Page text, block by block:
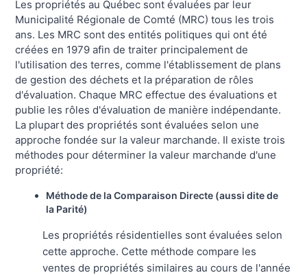
Les propriétés au Québec sont évaluées par leur
Municipalité Régionale de Comté (MRC) tous les trois
ans. Les MRC sont des entités politiques qui ont été
créées en 1979 afin de traiter principalement de
l'utilisation des terres, comme l'établissement de plans
de gestion des déchets et la préparation de rôles
d'évaluation. Chaque MRC effectue des évaluations et
publie les rôles d'évaluation de manière indépendante.
La plupart des propriétés sont évaluées selon une
approche fondée sur la valeur marchande. Il existe trois
méthodes pour déterminer la valeur marchande d'une
propriété:
Méthode de la Comparaison Directe (aussi dite de
la Parité)
Les propriétés résidentielles sont évaluées selon
cette approche. Cette méthode compare les
ventes de propriétés similaires au cours de l'année